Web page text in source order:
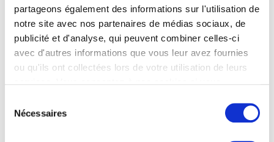
partageons également des informations sur l'utilisation de
notre site avec nos partenaires de médias sociaux, de
publicité et d'analyse, qui peuvent combiner celles-ci
avec d'autres informations que vous leur avez fournies
ou qu'ils ont collectées lors de votre utilisation de leurs
Nécessaires